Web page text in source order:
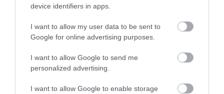
device identifiers in apps.
I want to allow my user data to be sent to
Google for online advertising purposes.
I want to allow Google to send me
personalized advertising.
I want to allow Google to enable storage
KATONAI HELIKOPTEREK SEGÍTIK AZ
OLTÁST A DÉDESTAPOLCSÁNYI...